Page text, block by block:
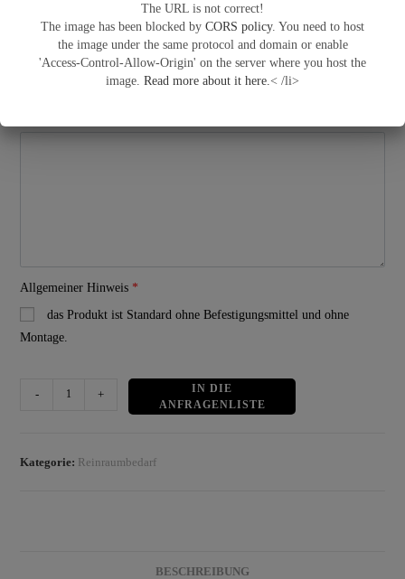
Montage
Allgemeiner Hinweis *
das Produkt ist Standard ohne Befestigungsmittel und ohne
Montage.
Equipment
- + IN DEN WARENKORB
Kategorie: Reinraumbedarf
BESCHREIBUNG
The URL is not correct!
The image has been blocked by CORS policy. You need to host
the image under the same protocol and domain or enable
'Access-Control-Allow-Origin' on the server where you host the
image. Read more about it here. < /li>